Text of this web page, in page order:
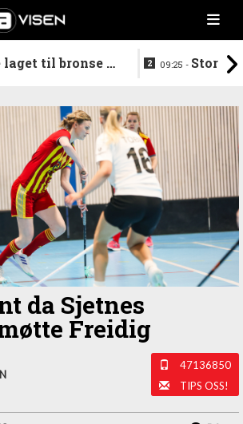
bronse -
09:25 -
da Sjetnes
Freidig
47136850
TIPS OSS!